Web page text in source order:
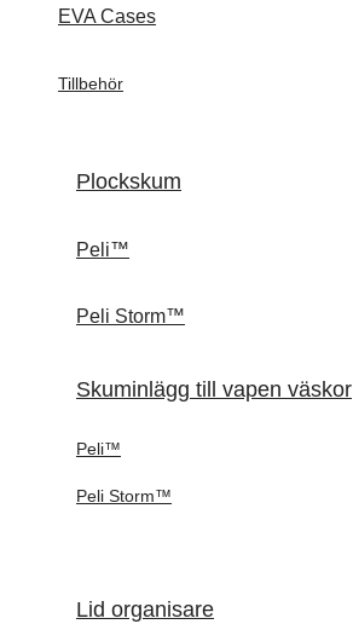
EVA Cases
Tillbehör
Plockskum
Peli™
Peli Storm™
Skuminlägg till vapen väskor
Peli™
Peli Storm™
Lid organisare